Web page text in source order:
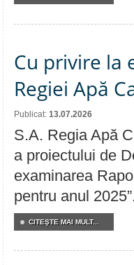
Cu privire la
Regiei Apă
Publicat: 13.07.2026
S.A. Regia Apă
a proiectului de
examinarea
pentru anul
CITEŞTE MAI MULT...